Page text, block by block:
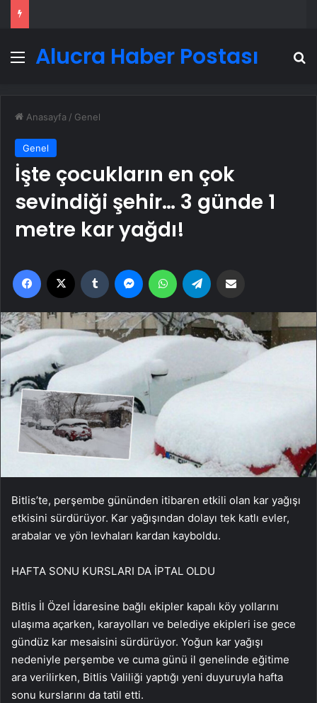
MenüAlucra Haber Postası
Anasayfa / Genel
Genel
İşte çocukların en çok
sevindiği şehir… 3 günde 1
metre kar yağdı!
Facebook Tumblr MessengerWhatsApp
Bitlis’te, perşembe gününden itibaren etkili olan kar yağışı
etkisini sürdürüyor. Kar yağışından dolayı tek katlı evler,
arabalar ve yön levhaları kardan kayboldu.
HAFTA SONU KURSLARI DA İPTAL OLDU
Bitlis İl Özel İdaresine bağlı ekipler kapalı köy yollarını
ulaşıma açarken, karayolları ve belediye ekipleri ise gece
gündüz kar mesaisini sürdürüyor. Yoğun kar yağışı
nedeniyle perşembe ve cuma günü il genelinde eğitime
ara verilirken, Bitlis Valiliği yaptığı yeni duyuruyla hafta
sonu kurslarını da tatil etti.